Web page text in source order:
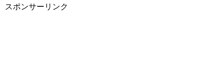
スポンサーリンク